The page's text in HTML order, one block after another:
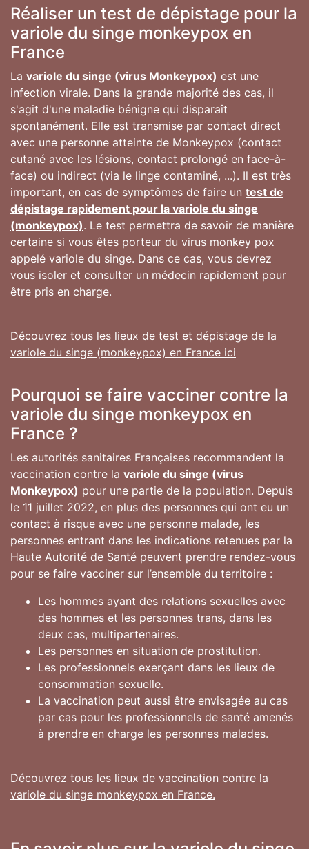
Réaliser un test de dépistage pour la
variole du singe monkeypox en
France
La variole du singe (virus Monkeypox) est une
infection virale. Dans la grande majorité des cas, il
s'agit d'une maladie bénigne qui disparaît
spontanément. Elle est transmise par contact direct
avec une personne atteinte de Monkeypox (contact
cutané avec les lésions, contact prolongé en face-à-
face) ou indirect (via le linge contaminé, ...). Il est très
important, en cas de symptômes de faire un test de
dépistage rapidement pour la variole du singe
(monkeypox). Le test permettra de savoir de manière
certaine si vous êtes porteur du virus monkey pox
appelé variole du singe. Dans ce cas, vous devrez
vous isoler et consulter un médecin rapidement pour
être pris en charge.
Découvrez tous les lieux de test et dépistage de la
variole du singe (monkeypox) en France ici
Pourquoi se faire vacciner contre la
variole du singe monkeypox en
France ?
Les autorités sanitaires Françaises recommandent la
vaccination contre la variole du singe (virus
Monkeypox) pour une partie de la population. Depuis
le 11 juillet 2022, en plus des personnes qui ont eu un
contact à risque avec une personne malade, les
personnes entrant dans les indications retenues par la
Haute Autorité de Santé peuvent prendre rendez-vous
pour se faire vacciner sur l’ensemble du territoire :
Les hommes ayant des relations sexuelles avec
des hommes et les personnes trans, dans les
deux cas, multipartenaires.
Les personnes en situation de prostitution.
Les professionnels exerçant dans les lieux de
consommation sexuelle.
La vaccination peut aussi être envisagée au cas
par cas pour les professionnels de santé amenés
à prendre en charge les personnes malades.
Découvrez tous les lieux de vaccination contre la
variole du singe monkeypox en France.